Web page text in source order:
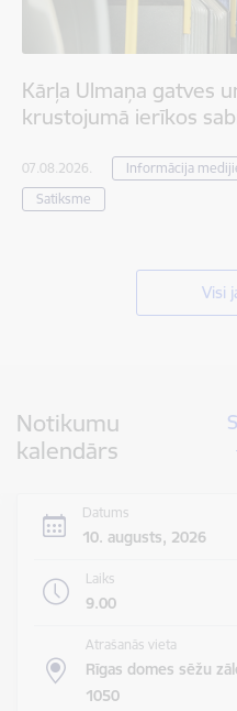
Kārļa Ulmaņa gatves
krustojumā ierīkos
07.08.2026. Informācija
Satiksme
Visi
Notikumu
kalendārs
Datums
10. augusts, 2026
Laiks
9.00
Atrašanās vieta
Rīgas domes sēžu
1050